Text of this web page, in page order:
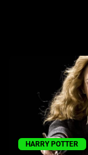
HARRY POTTER